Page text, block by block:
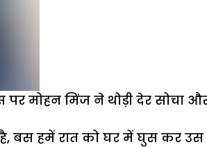
मोहन मिंज ने थोड़ी देर
बस हमें रात को घर में घुस कर